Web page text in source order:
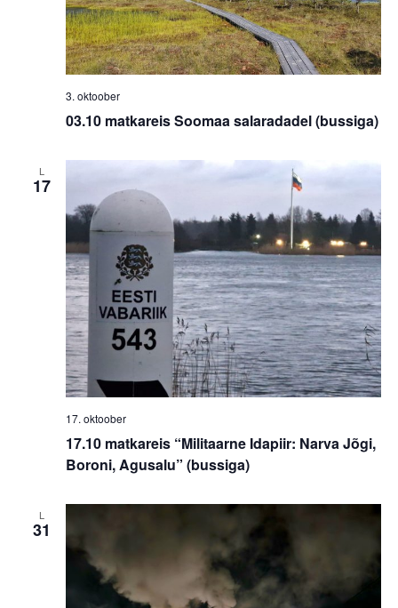
03.10 matkareis Soomaa salaradadel (bussiga)
3. oktoober
L
17
17.10 matkareis “Militaarne Idapiir: Narva Jõgi,
Boroni, Agusalu” (bussiga)
17. oktoober
L
31